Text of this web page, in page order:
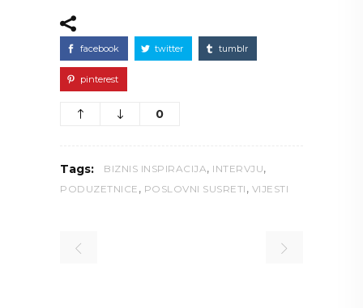
facebook twitter tumblr
pinterest
0
Tags: BIZNIS INSPIRACIJA, INTERVJU,
PODUZETNICE , POSLOVNI SUSRETI , VIJESTI